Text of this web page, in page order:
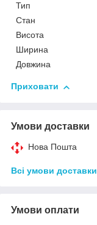
Тип
Стан
Висота
Ширина
Довжина
Приховати
Умови доставки
Нова Пошта
Всі умови доставки
Умови оплати